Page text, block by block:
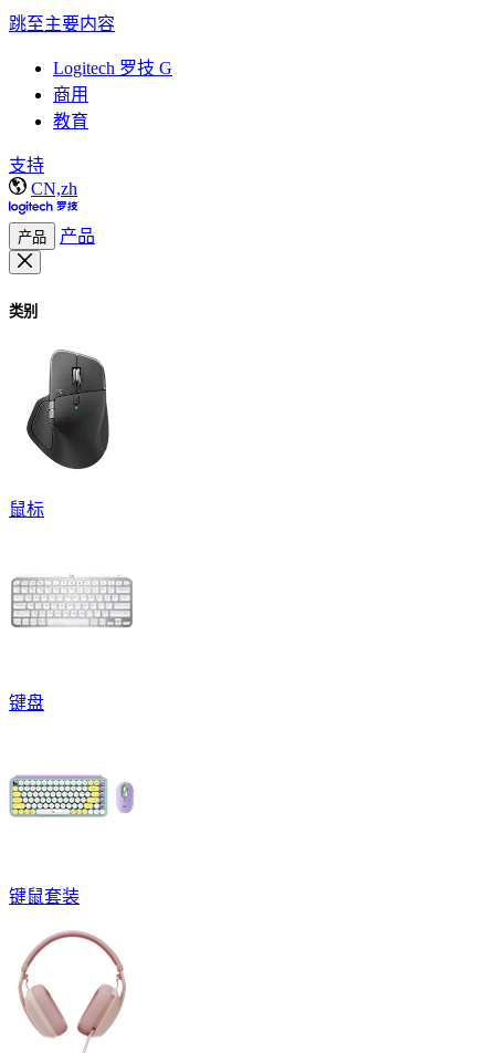
跳至主要内容
Logitech 罗技 G
商用
教育
支持
CN,zh
产品 产品
类别
鼠标
键盘
键鼠套装